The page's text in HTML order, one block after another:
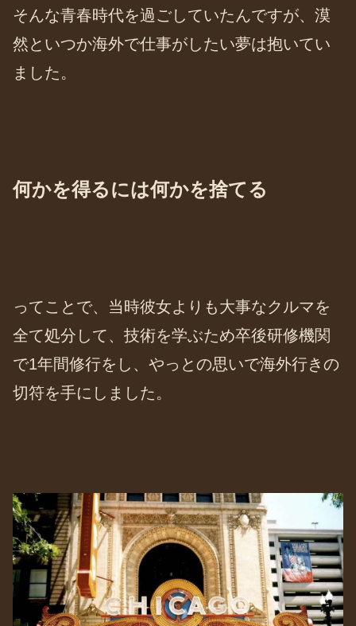
そんな青春時代を過ごしていたんですが、漠
然といつか海外で仕事がしたい夢は抱いてい
ました。
何かを得るには何かを捨てる
ってことで、当時彼女よりも大事なクルマを
全て処分して、技術を学ぶため卒後研修機関
で1年間修行をし、やっとの思いで海外行きの
切符を手にしました。